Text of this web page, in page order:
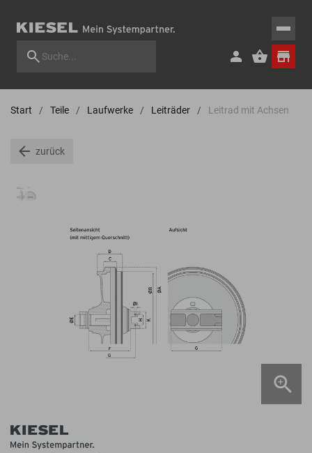
Start Teile Laufwerke Leiträder Leitrad mit Achsen
zurück